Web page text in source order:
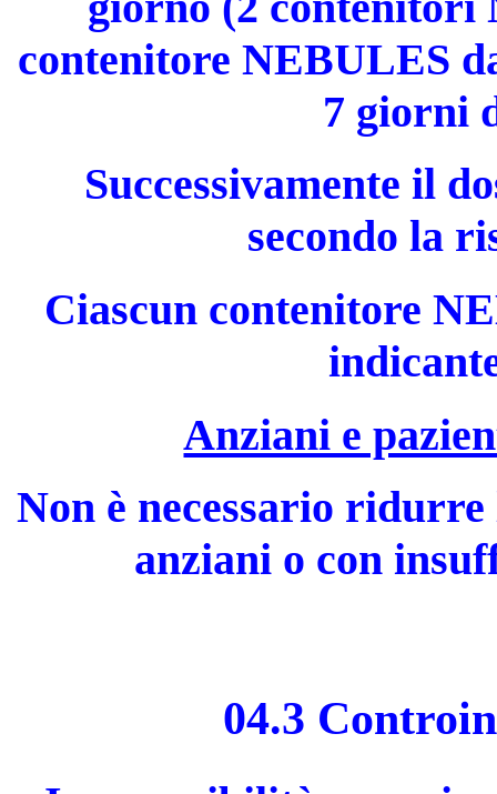
contenitore NEBULES
7 giorni
Successivamente il
secondo la
Ciascun contenitore
Anziani e
Non è necessario
anziani o con
04.3